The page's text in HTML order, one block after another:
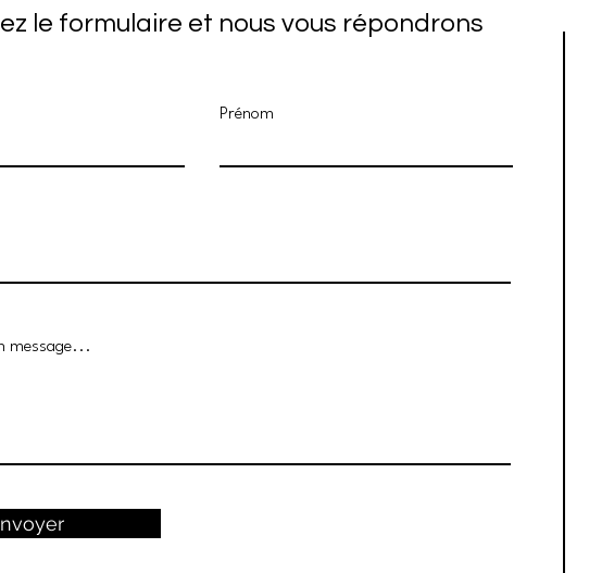
le formulaire et nous vous répondrons
Prénom
message...